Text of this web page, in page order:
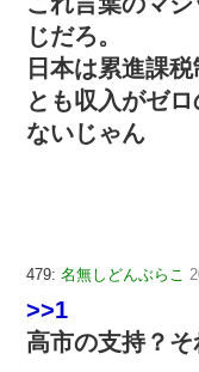
じだろ。
日本は累進課
とも収入がゼ
ないじゃん
479: 名無しどんぶらこ
>>1
高市の支持？そ